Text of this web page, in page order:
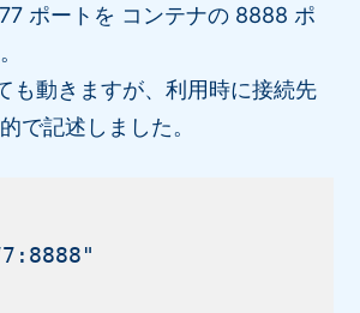
ポートを コンテナの 8888 ポ
も動きますが、利用時に接続先
で記述しました。